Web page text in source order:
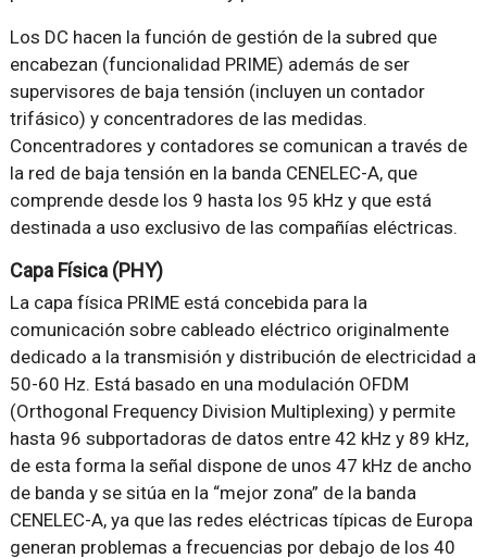
Los DC hacen la función de gestión de la subred que
encabezan (funcionalidad PRIME) además de ser
supervisores de baja tensión (incluyen un contador
trifásico) y concentradores de las medidas.
Concentradores y contadores se comunican a través de
la red de baja tensión en la banda CENELEC-A, que
comprende desde los 9 hasta los 95 kHz y que está
destinada a uso exclusivo de las compañías eléctricas.
Capa Física (PHY)
La capa física PRIME está concebida para la
comunicación sobre cableado eléctrico originalmente
dedicado a la transmisión y distribución de electricidad a
50-60 Hz. Está basado en una modulación OFDM
(Orthogonal Frequency Division Multiplexing) y permite
hasta 96 subportadoras de datos entre 42 kHz y 89 kHz,
de esta forma la señal dispone de unos 47 kHz de ancho
de banda y se sitúa en la “mejor zona” de la banda
CENELEC-A, ya que las redes eléctricas típicas de Europa
generan problemas a frecuencias por debajo de los 40